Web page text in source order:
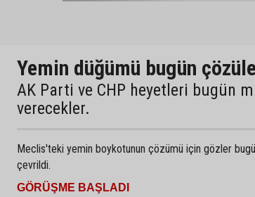
Yemin düğümü bugün
AK Parti ve CHP heyetleri bugün
verecekler.
Meclis'teki yemin boykotunun çözümü için gözler
çevrildi.
GÖRÜŞME BAŞLADI